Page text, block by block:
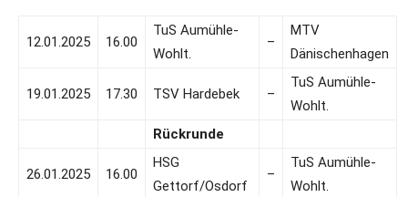
12.01.2025 16.00
TuS Aumühle-
Wohlt.
–
MTV
Dänischenhagen
19.01.2025 17.30 TSV Hardebek –
TuS Aumühle-
Wohlt.
Rückrunde
26.01.2025 16.00
HSG
Gettorf/Osdorf
–
TuS Aumühle-
Wohlt.